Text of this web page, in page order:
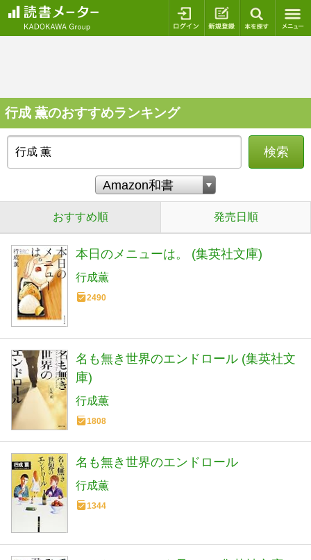
ログイン 新規登録
行成 薫のおすすめランキング
検索
おすすめ順 発売日順
本日のメニューは。 (集英社文庫)
行成薫
2490
名も無き世界のエンドロール (集英社文
庫)
行成薫
1808
名も無き世界のエンドロール
行成薫
1344